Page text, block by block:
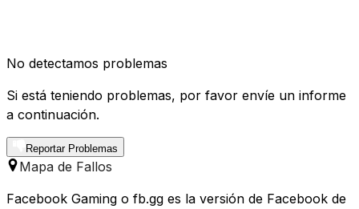
No detectamos problemas
Si está teniendo problemas, por favor envíe un informe
a continuación.
Reportar Problemas
Mapa de Fallos
Facebook Gaming o fb.gg es la versión de Facebook de